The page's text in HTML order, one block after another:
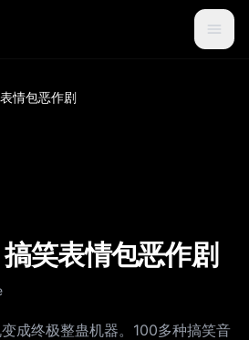
情包恶作剧
笑表情包恶作剧
成终极整蛊机器。100多种搞笑音